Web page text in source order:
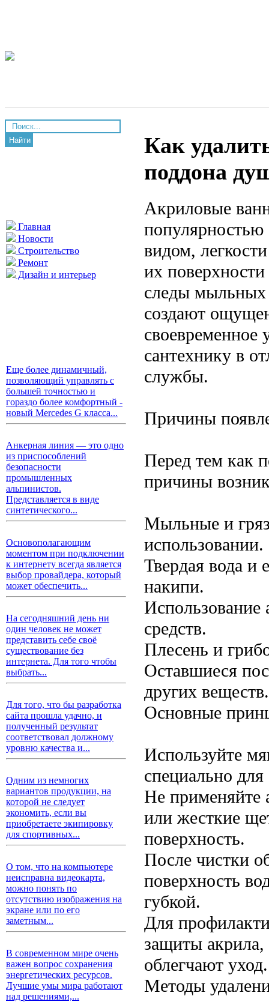
Найти
Главная
Новости
Строительство
Ремонт
Дизайн и интерьер
Еще более динамичный,
позволяющий управлять с
большей точностью и
гораздо более комфортный -
новый Mercedes G класса...
Анкерная линия — это одно
из приспособлений
безопасности
промышленных
альпинистов.
Представляется в виде
синтетического...
Основополагающим
моментом при подключении
к интернету всегда является
выбор провайдера, который
может обеспечить...
На сегодняшний день ни
один человек не может
представить себе своё
существование без
интернета. Для того чтобы
выбрать...
Для того, что бы разработка
сайта прошла удачно, и
полученный результат
соответствовал должному
уровню качества и...
Одним из немногих
вариантов продукции, на
которой не следует
экономить, если вы
приобретаете экипировку
для спортивных...
О том, что на компьютере
неисправна видеокарта,
можно понять по
отсутствию изображения на
экране или по его
заметным...
В современном мире очень
важен вопрос сохранения
энергетических ресурсов.
Лучшие умы мира работают
над решениями,...
Как
поддона
Акриловые
видом,
их
следы мыльных
создают
своевременное
сантехнику в
службы.
Причины
Перед тем как
причины
Мыльные и
использовании.
Твердая вода
накипи.
средств.
Плесень и
Оставшиеся
других веществ.
Основные
Используйте
специально для
Не применяйте
или жесткие
поверхность.
После чистки
поверхность
губкой.
Для
защиты
облегчают уход.
Методы